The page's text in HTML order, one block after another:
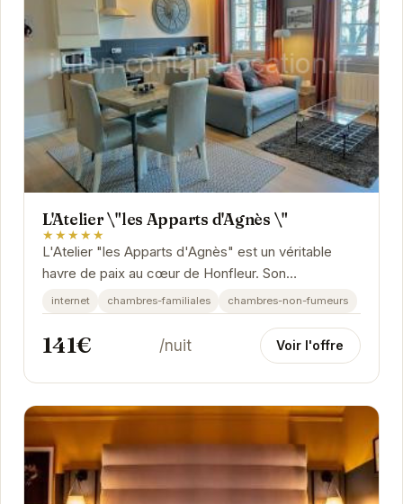
L'Atelier \"les Apparts d'Agnès \"
★★★★★
L'Atelier "les Apparts d'Agnès" est un véritable
havre de paix au cœur de Honfleur. Son
emplacement privilégié vous permet de découvrir...
internet chambres-familiales chambres-non-fumeurs
141€ /nuit Voir l'offre